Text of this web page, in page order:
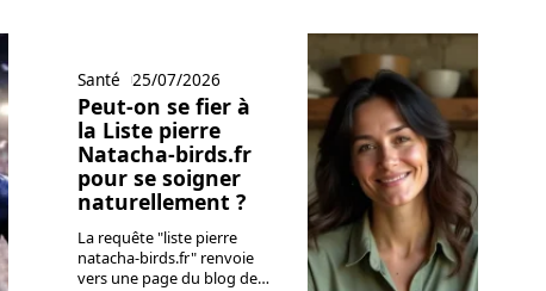
Santé 25/07/2026
Peut-on se fier à
la Liste pierre
Natacha-birds.fr
pour se soigner
naturellement ?
La requête "liste pierre
natacha-birds.fr" renvoie
vers une page du blog de…